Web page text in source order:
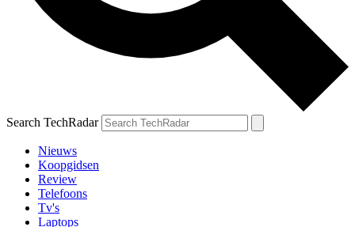
Search TechRadar
Nieuws
Koopgidsen
Review
Telefoons
Tv's
Laptops